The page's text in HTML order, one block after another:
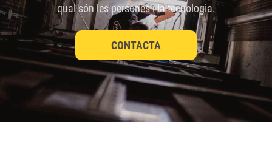
qual són les persones i la tecnologia.
CONTACTA